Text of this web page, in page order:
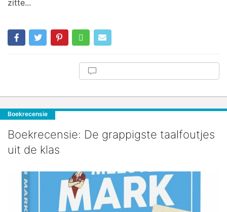
zitte...
Boekrecensie
Boekrecensie: De grappigste taalfoutjes
uit de klas